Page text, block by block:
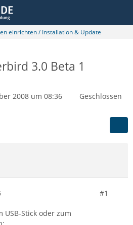
einrichten / Installation & Update
3.0 Beta 1
2008 um 08:36
Geschlossen
#1
Stick oder zum